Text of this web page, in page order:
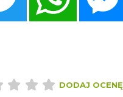
DODAJ OCENĘ